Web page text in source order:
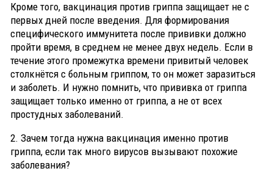
Кроме того, вакцинация против гриппа защищает не с
первых дней после введения. Для формирования
специфического иммунитета после прививки должно
пройти время, в среднем не менее двух недель. Если в
течение этого промежутка времени привитый человек
столкнётся с больным гриппом, то он может заразиться
и заболеть. И нужно помнить, что прививка от гриппа
защищает только именно от гриппа, а не от всех
простудных заболеваний.
2. Зачем тогда нужна вакцинация именно против
гриппа, если так много вирусов вызывают похожие
заболевания?